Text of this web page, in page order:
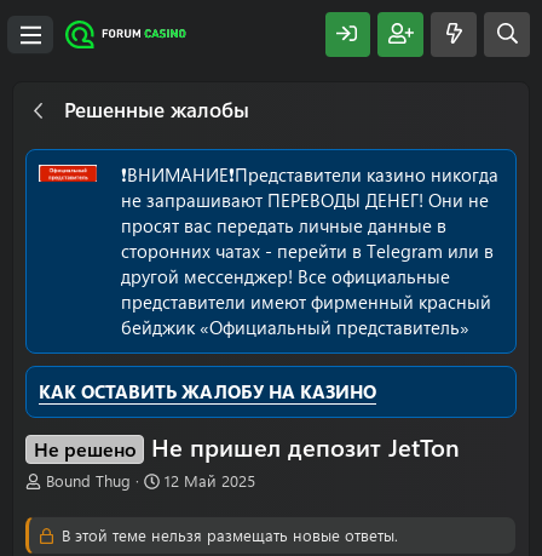
Решенные жалобы
❗️ВНИМАНИЕ❗️Представители казино никогда
не запрашивают ПЕРЕВОДЫ ДЕНЕГ! Они не
просят вас передать личные данные в
сторонних чатах - перейти в Telegram или в
другой мессенджер! Все официальные
представители имеют фирменный красный
бейджик «Официальный представитель»
КАК ОСТАВИТЬ ЖАЛОБУ НА КАЗИНО
Не решено Не пришел депозит JetTon
А
о
Bound Thug
Д
а
12 Май 2025
В этой теме нельзя размещать новые ответы.